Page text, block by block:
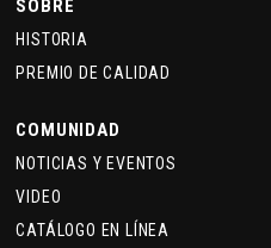
SOBRE
HISTORIA
PREMIO DE CALIDAD
COMUNIDAD
NOTICIAS Y EVENTOS
VIDEO
CATÁLOGO EN LÍNEA